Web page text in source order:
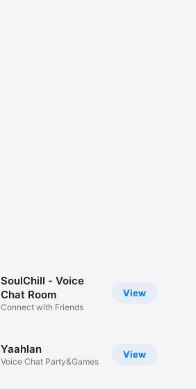
View
SoulChill - Voice
Chat Room
Connect with Friends
View
Yaahlan
Voice Chat Party&Games